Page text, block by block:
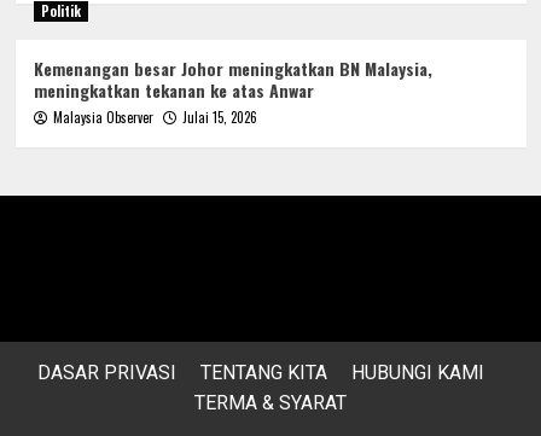
Politik
Kemenangan besar Johor meningkatkan BN Malaysia,
meningkatkan tekanan ke atas Anwar
Malaysia Observer Julai 15, 2026
DASAR PRIVASI TENTANG KITA
HUBUNGI KAMI
TERMA & SYARAT